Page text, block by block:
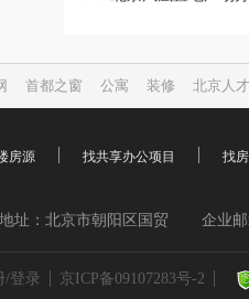
首都之窗 公寓 装修 北京人
房源 找共享办公项目 找
址：北京市朝阳区国贸 企业
/登录 京ICP备09107283号-2